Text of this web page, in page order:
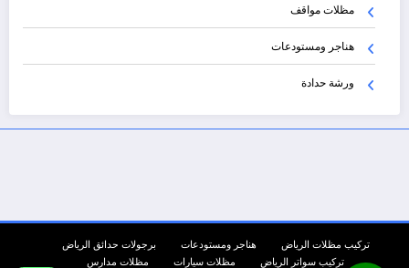
مظلات مواقف
هناجر ومستودعات
ورشة حدادة
تركيب مظلات الرياض هناجر ومستودعات
برجولات حدائق الرياض
تركيب سواتر الرياض
مظلات سيارات مظلات مدارس